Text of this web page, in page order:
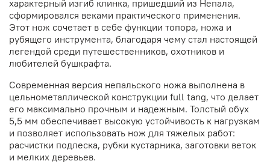
характерный изгиб клинка, пришедший из Непала,
сформировался веками практического применения.
Этот нож сочетает в себе функции топора, ножа и
рубящего инструмента, благодаря чему стал настоящей
легендой среди путешественников, охотников и
любителей бушкрафта.
Современная версия непальского ножа выполнена в
цельнометаллической конструкции full tang, что делает
его максимально прочным и надежным. Толстый обух
5,5 мм обеспечивает высокую устойчивость к нагрузкам
и позволяет использовать нож для тяжелых работ:
расчистки подлеска, рубки кустарника, заготовки веток
и мелких деревьев.